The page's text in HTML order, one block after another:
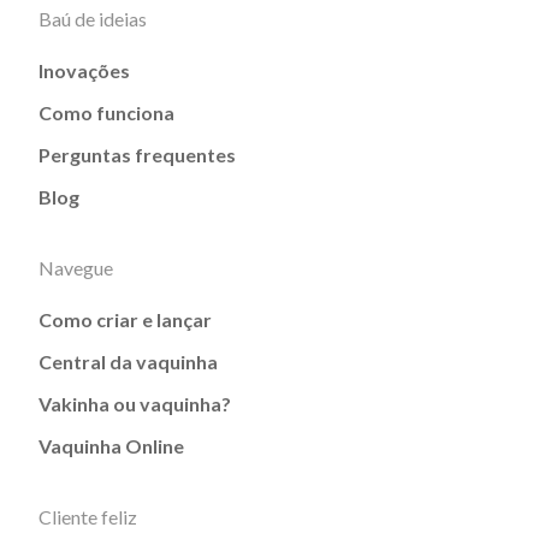
Baú de ideias
Inovações
Como funciona
Perguntas frequentes
Blog
Navegue
Como criar e lançar
Central da vaquinha
Vakinha ou vaquinha?
Vaquinha Online
Cliente feliz